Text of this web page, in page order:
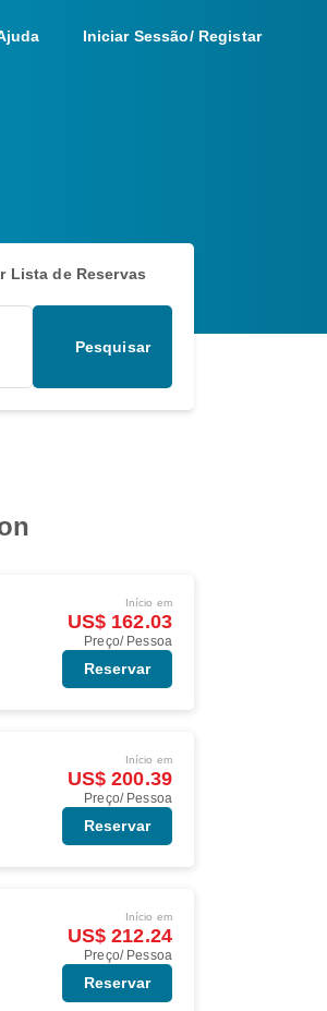
Iniciar Sessão/ Registar
Lista de Reservas
Pesquisar
Início em
US$ 162.03
Preço/ Pessoa
Reservar
Início em
US$ 200.39
Preço/ Pessoa
Reservar
Início em
US$ 212.24
Preço/ Pessoa
Reservar